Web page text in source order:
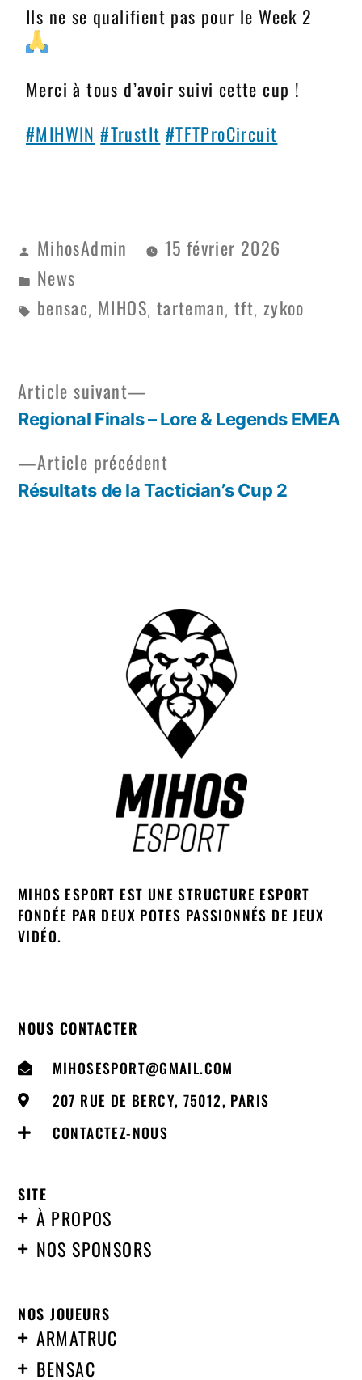
Ils ne se qualifient pas pour le Week 2
Merci à tous d’avoir suivi cette cup !
#MIHWIN #TrustIt #TFTProCircuit
MihosAdmin
15 février 2026
News
bensac, MIHOS, tarteman, tft, zykoo
Article précédent
Résultats de la Tactician’s Cup 2
Article suivant
Regional Finals – Lore & Legends EMEA
MIHOS ESPORT EST UNE STRUCTURE ESPORT
FONDÉE PAR DEUX POTES PASSIONNÉS DE JEUX
VIDÉO.
NOUS CONTACTER
MIHOSESPORT@GMAIL.COM
207 RUE DE BERCY, 75012, PARIS
CONTACTEZ-NOUS
SITE
À PROPOS
NOS SPONSORS
NOS JOUEURS
ARMATRUC
BENSAC